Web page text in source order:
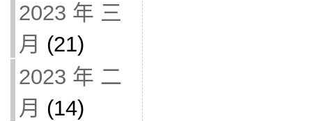
2023 年 三
月 (21)
2023 年 二
月 (14)